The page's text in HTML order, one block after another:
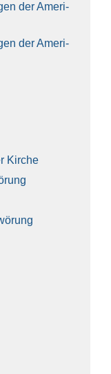
der Ame­ri­
der Ame­ri­
Kir­che